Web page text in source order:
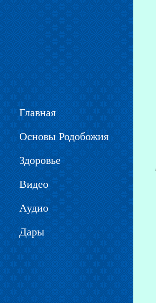
Главная
Основы Родобожия
Здоровье
Видео
Аудио
Дары